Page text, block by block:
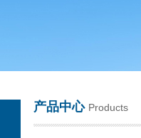
产品中心 Products